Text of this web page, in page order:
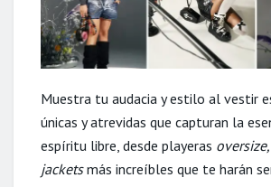
Muestra tu audacia y estilo al vestir
únicas y atrevidas que capturan la
espíritu libre, desde playeras oversize,
jacketsmás increíbles que te harán